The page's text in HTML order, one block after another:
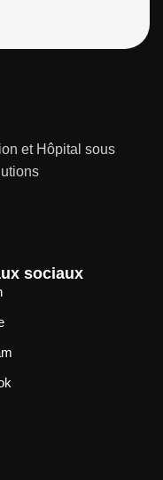
et Hôpital sous
sociaux